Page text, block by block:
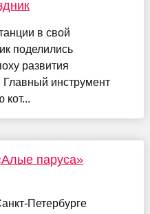
в свой
поделились
развития
Главный инструмент
паруса»
Петербурге